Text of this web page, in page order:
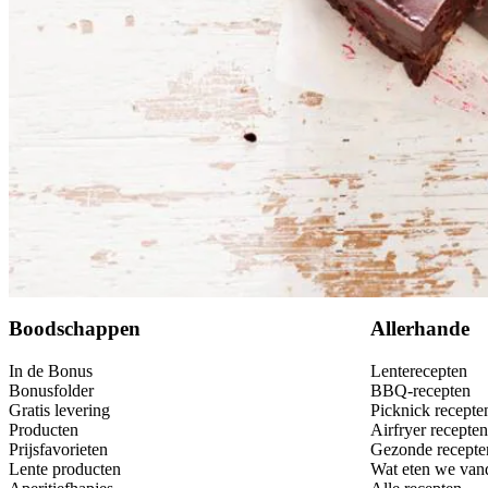
Boodschappen
In de Bonus
Bonusfolder
Gratis levering
Producten
Prijsfavorieten
Lente producten
Allerhande
Lenterecepten
BBQ-recepten
Picknick
Airfryer recepten
Gezonde
Wat eten we